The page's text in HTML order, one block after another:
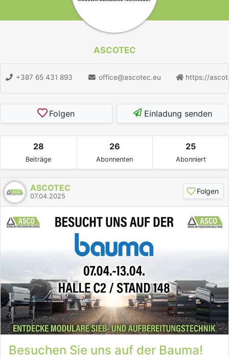
ASCOTEC
+387 65 431 893 office@ascotec.eu https://
Folgen Einladung senden
28
Beiträge
26
Abonnenten
25
Abonniert
ASCOTEC
07.04.2025
Folgen
Besuchen Sie uns auf der Bauma!